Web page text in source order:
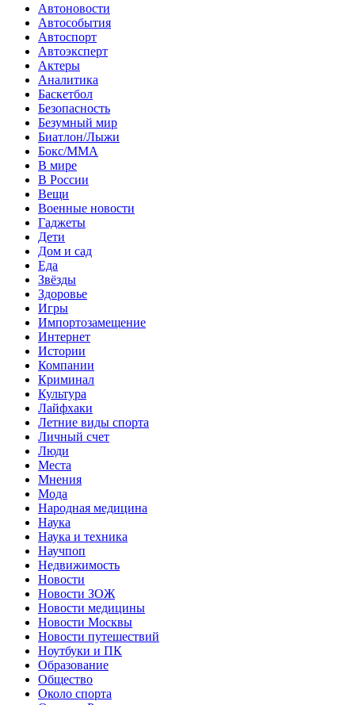
Автоновости
Автособытия
Автоспорт
Автоэксперт
Актеры
Аналитика
Баскетбол
Безопасность
Безумный мир
Биатлон/Лыжи
Бокс/MMA
В мире
В России
Вещи
Военные новости
Гаджеты
Дети
Дом и сад
Еда
Звёзды
Здоровье
Игры
Импортозамещение
Интернет
Истории
Компании
Криминал
Культура
Лайфхаки
Летние виды спорта
Личный счет
Люди
Места
Мнения
Мода
Народная медицина
Наука
Наука и техника
Научпоп
Недвижимость
Новости
Новости ЗОЖ
Новости медицины
Новости Москвы
Новости путешествий
Ноутбуки и ПК
Образование
Общество
Около спорта